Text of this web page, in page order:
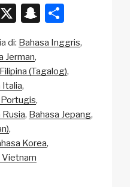
X
S
a
p
h
ar
e
di: Bahasa Inggris
Jerman
(Tagalog)
Italia
Rusia Bahasa Jepang
Korea
Vietnam